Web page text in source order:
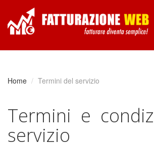
Home Termini del servizio
Termini e
servizio